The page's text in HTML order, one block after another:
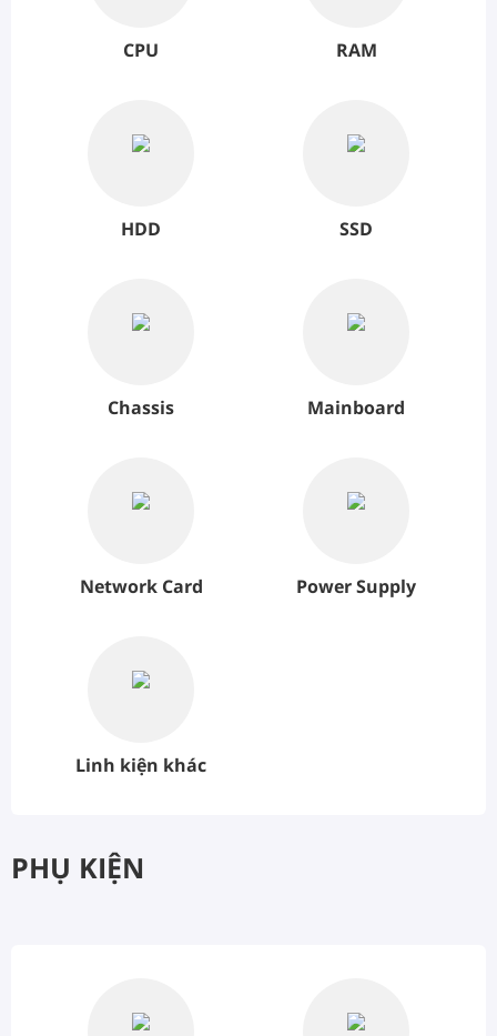
CPU RAM
HDD SSD
Chassis Mainboard
Network Card Power Supply
Linh kiện khác
PHỤ KIỆN